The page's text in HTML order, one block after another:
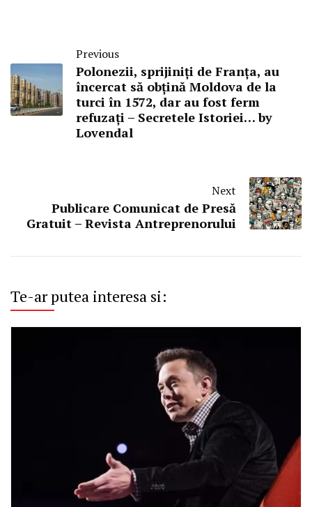
Previous
Polonezii, sprijiniți de Franța, au
încercat să obțină Moldova de la
turci în 1572, dar au fost ferm
refuzați – Secretele Istoriei… by
Lovendal
Next
Publicare Comunicat de Presă
Gratuit – Revista Antreprenorului
Te-ar putea interesa si: